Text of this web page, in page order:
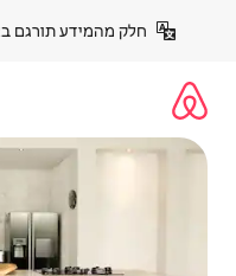
אוטומטי. להצגה בשפת המקור